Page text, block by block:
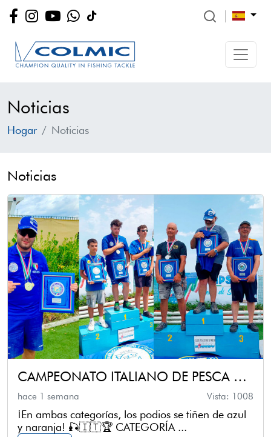
Noticias
Hogar Noticias
Noticias
CAMPEONATO ITALIANO DE PESCA CON CAÑA DESDE LA ORILLA - MASTER y SUB-21
hace 1 semana Vista: 1008
¡En ambas categorías, los podios se tiñen de azul
y naranja! 🎣🇮🇹🏆 CATEGORÍA ...